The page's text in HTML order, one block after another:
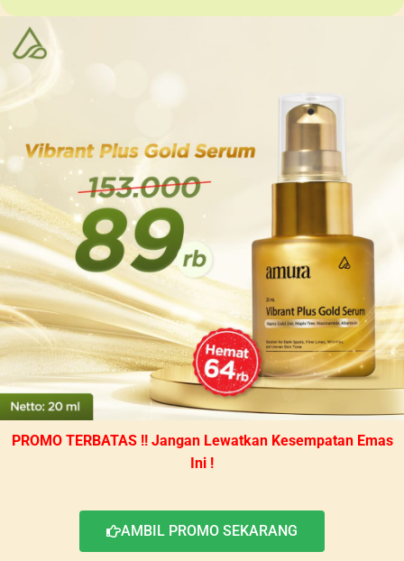
PROMO TERBATAS !! Jangan Lewatkan Kesempatan Emas
Ini !
AMBIL PROMO SEKARANG